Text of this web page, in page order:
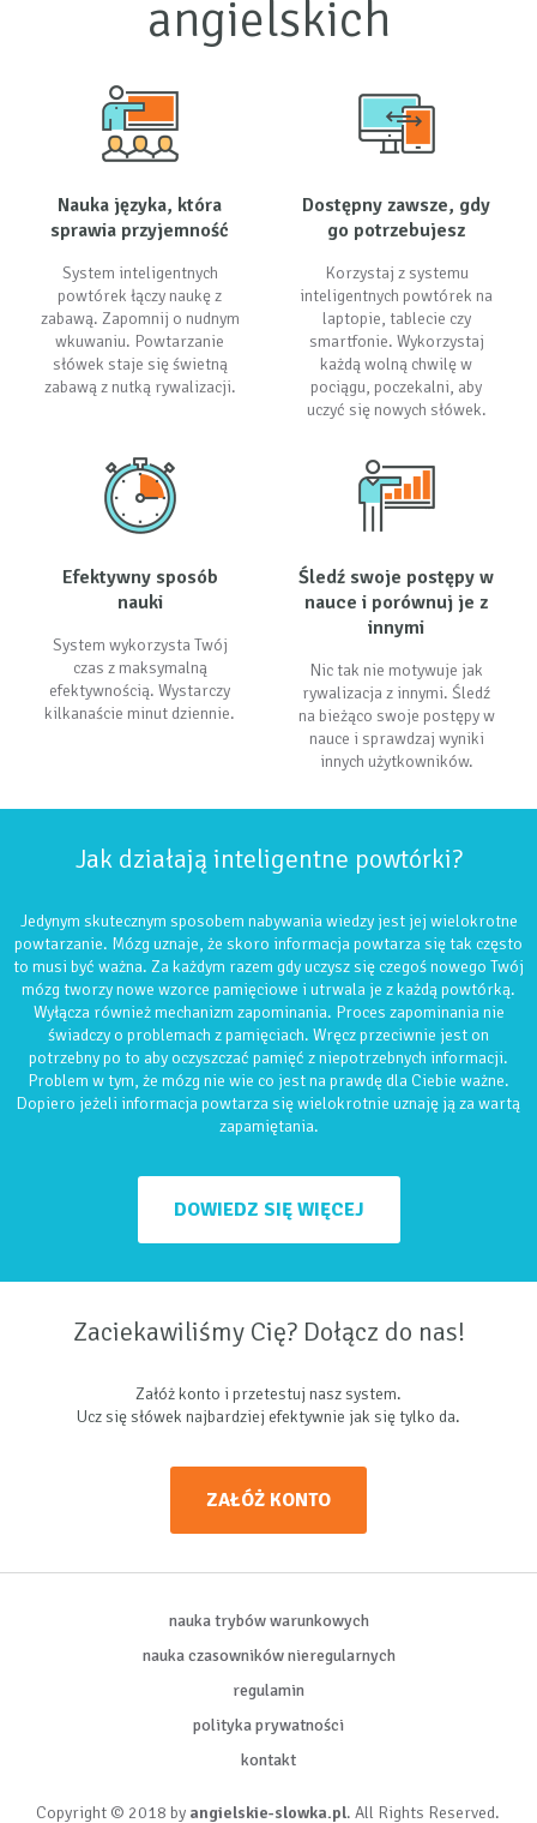
angielskich
Nauka języka, która
sprawia przyjemność
System inteligentnych
powtórek łączy naukę z
zabawą. Zapomnij o nudnym
wkuwaniu. Powtarzanie
słówek staje się świetną
zabawą z nutką rywalizacji.
Dostępny zawsze, gdy
go potrzebujesz
Korzystaj z systemu
inteligentnych powtórek na
laptopie, tablecie czy
smartfonie. Wykorzystaj
każdą wolną chwilę w
pociągu, poczekalni, aby
uczyć się nowych słówek.
Efektywny sposób
nauki
System wykorzysta Twój
czas z maksymalną
efektywnością. Wystarczy
kilkanaście minut dziennie.
Śledź swoje postępy w
nauce i porównuj je z
innymi
Nic tak nie motywuje jak
rywalizacja z innymi. Śledź
na bieżąco swoje postępy w
nauce i sprawdzaj wyniki
innych użytkowników.
Jak działają inteligentne powtórki?
Jedynym skutecznym sposobem nabywania wiedzy jest jej wielokrotne
powtarzanie. Mózg uznaje, że skoro informacja powtarza się tak często
to musi być ważna. Za każdym razem gdy uczysz się czegoś nowego Twój
mózg tworzy nowe wzorce pamięciowe i utrwala je z każdą powtórką.
Wyłącza również mechanizm zapominania. Proces zapominania nie
świadczy o problemach z pamięciach. Wręcz przeciwnie jest on
potrzebny po to aby oczyszczać pamięć z niepotrzebnych informacji.
Problem w tym, że mózg nie wie co jest na prawdę dla Ciebie ważne.
Dopiero jeżeli informacja powtarza się wielokrotnie uznaję ją za wartą
zapamiętania.
DOWIEDZ SIĘ WIĘCEJ
Zaciekawiliśmy Cię? Dołącz do nas!
Załóż konto i przetestuj nasz system.
Ucz się słówek najbardziej efektywnie jak się tylko da.
ZAŁÓŻ KONTO
nauka trybów warunkowych
nauka czasowników nieregularnych
regulamin
polityka prywatności
kontakt
Copyright © 2018 by angielskie-slowka.pl. All Rights Reserved.